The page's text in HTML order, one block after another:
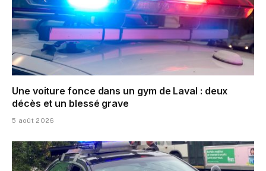
Une voiture fonce dans un gym de Laval : deux
décès et un blessé grave
5 août 2026